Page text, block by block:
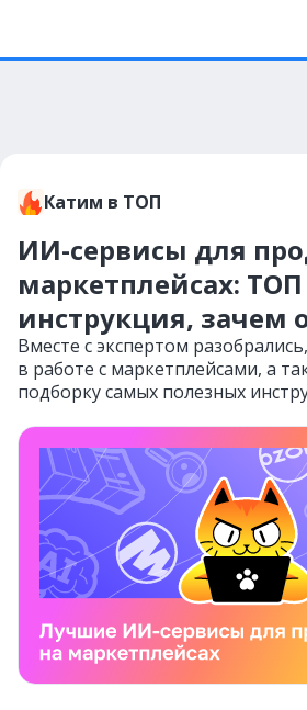
Катим в ТОП
ИИ-сервисы для
маркетплейсах:
инструкция, зачем
Вместе с экспертом
в работе с маркетплейсами, а
подборку самых полезных